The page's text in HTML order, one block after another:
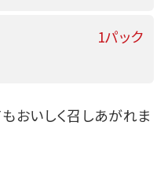
1パック
おいしく召しあがれま